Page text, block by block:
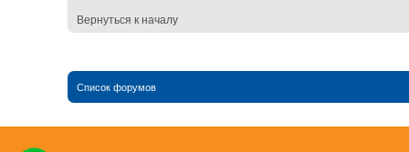
Вернуться к началу
Список форумов